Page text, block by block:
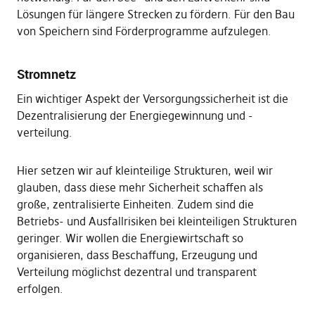
Lösungen für längere Strecken zu fördern. Für den Bau
von Speichern sind Förderprogramme aufzulegen.
Stromnetz
Ein wichtiger Aspekt der Versorgungssicherheit ist die
Dezentralisierung der Energiegewinnung und -
verteilung.
Hier setzen wir auf kleinteilige Strukturen, weil wir
glauben, dass diese mehr Sicherheit schaffen als
große, zentralisierte Einheiten. Zudem sind die
Betriebs- und Ausfallrisiken bei kleinteiligen Strukturen
geringer. Wir wollen die Energiewirtschaft so
organisieren, dass Beschaffung, Erzeugung und
Verteilung möglichst dezentral und transparent
erfolgen.